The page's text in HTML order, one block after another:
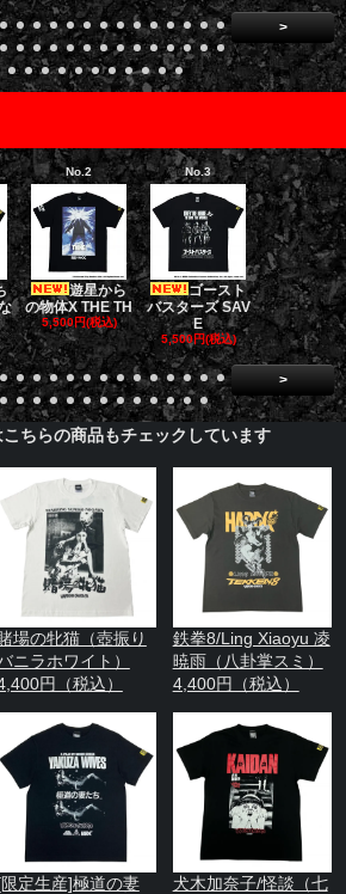
>
No.2
遊星から
の物体X THE TH
5,500円(税込)
No.3
ゴースト
バスターズ SAV
E
5,500円(税込)
No.4
ゴー
バスターズ
ージャ
5,500円(税
>
ちらの商品もチェックしています
場の牝猫（壺振り
ニラホワイト）
円（税込）
鉄拳8/Ling Xiaoyu 凌
暁雨（八卦掌スミ）
4,400円（税込）
定生産]極道の妻
犬木加奈子/怪談（七